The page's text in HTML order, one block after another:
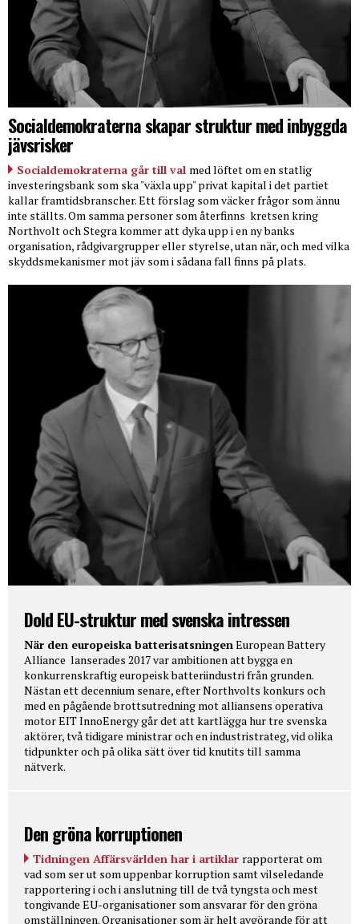
Socialdemokraterna skapar struktur med inbyggda
jävsrisker
Socialdemokraterna går till val med löftet om en statlig
investeringsbank som ska "växla upp" privat kapital i det partiet
kallar framtidsbranscher. Ett förslag som väcker frågor som ännu
inte ställts. Om samma personer som återfinns kretsen kring
Northvolt och Stegra kommer att dyka upp i en ny banks
organisation, rådgivargrupper eller styrelse, utan när, och med vilka
skyddsmekanismer mot jäv som i sådana fall finns på plats.
Dold EU-struktur med svenska intressen
När den europeiska batterisatsningenEuropean Battery
Alliance lanserades 2017 var ambitionen att bygga en
konkurrenskraftig europeisk batteriindustri från grunden.
Nästan ett decennium senare, efter Northvolts konkurs och
med en pågående brottsutredning mot alliansens operativa
motor EIT InnoEnergy går det att kartlägga hur tre svenska
aktörer, två tidigare ministrar och en industristrateg, vid olika
tidpunkter och på olika sätt över tid knutits till samma
nätverk.
Den gröna korruptionen
Tidningen Affärsvärlden har i artiklar rapporterat om
vad som ser ut som uppenbar korruption samt vilseledande
rapportering i och i anslutning till de två tyngsta och mest
tongivande EU-organisationer som ansvarar för den gröna
omställningen. Organisationer som är helt avgörande för att